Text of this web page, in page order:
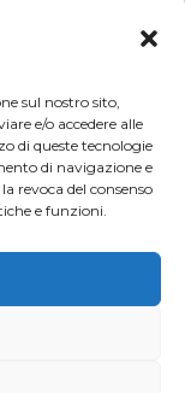
sul nostro sito,
e/o accedere alle
di queste tecnologie
di navigazione e
revoca del consenso
e funzioni.
alla
dati personali